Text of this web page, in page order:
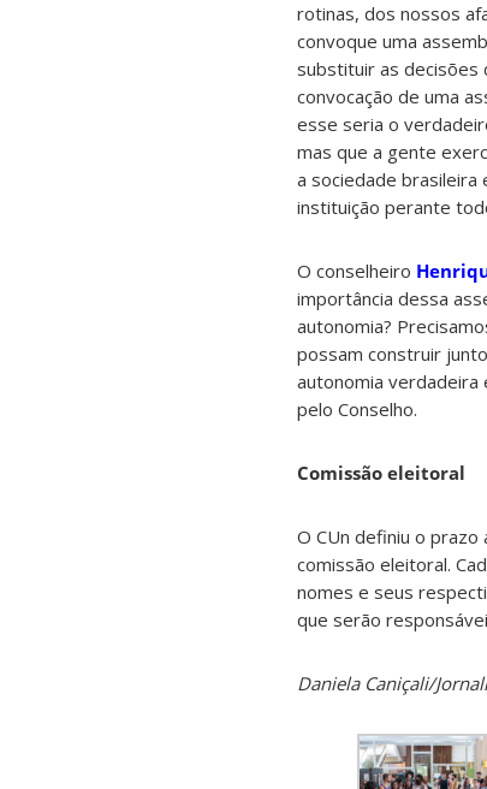
rotinas, dos nossos
convoque uma
substituir as decisões
convocação de uma
esse seria o
mas que a gente
a sociedade brasileira
instituição perante
O conselheiro
importância dessa
autonomia?
possam construir
autonomia verdadeira
pelo Conselho.
Comissão eleitoral
O CUn definiu o prazo
comissão eleitoral.
nomes e seus
que serão
Daniela Caniçali/